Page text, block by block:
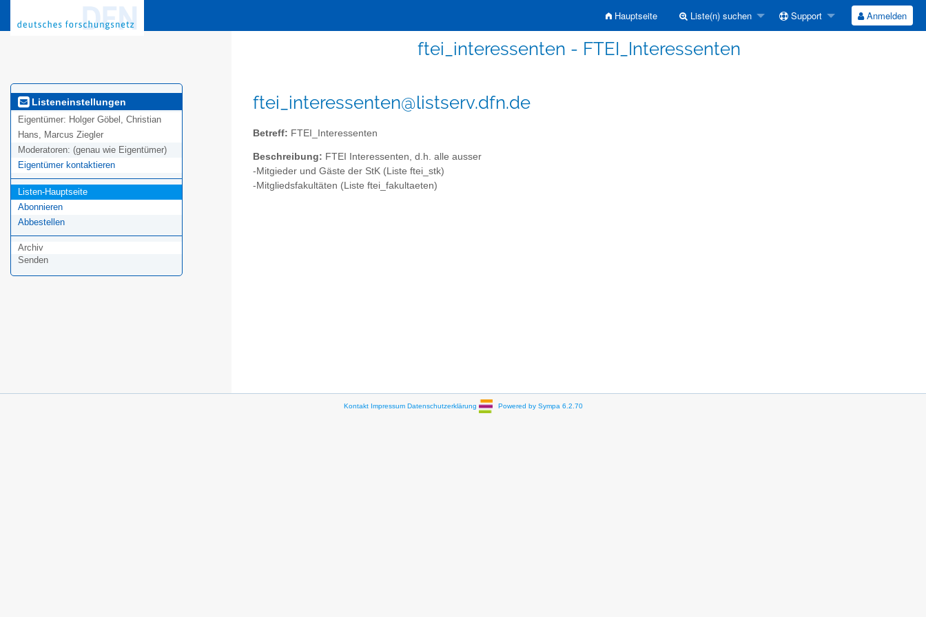
Hauptseite Liste(n) suchen Support Anmelden
ftei_interessenten - FTEI_Interessenten
Listeneinstellungen
Eigentümer: Holger Göbel, Christian
Hans, Marcus Ziegler
Moderatoren: (genau wie Eigentümer)
Eigentümer kontaktieren
Listen-Hauptseite
Abonnieren
Abbestellen
Archiv
Senden
ftei_interessenten@listserv.dfn.de
Betreff: FTEI_Interessenten
Beschreibung: FTEI Interessenten, d.h. alle ausser
-Mitgieder und Gäste der StK (Liste ftei_stk)
-Mitgliedsfakultäten (Liste ftei_fakultaeten)
Kontakt Impressum Datenschutzerklärung Powered by Sympa 6.2.70